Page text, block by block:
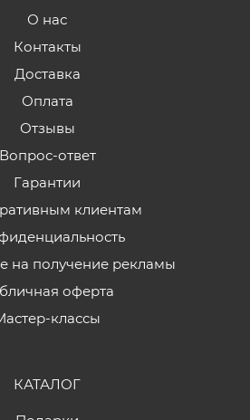
О нас
Контакты
Доставка
Оплата
Отзывы
Вопрос-ответ
Гарантии
клиентам
на получение рекламы
оферта
классы
КАТАЛОГ